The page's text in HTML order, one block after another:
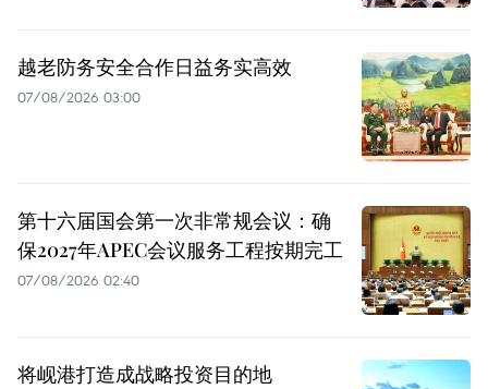
越老防务安全合作日益务实高效
07/08/2026 03:00
第十六届国会第一次非常规会议：确
保2027年APEC会议服务工程按期完工
07/08/2026 02:40
将岘港打造成战略投资目的地